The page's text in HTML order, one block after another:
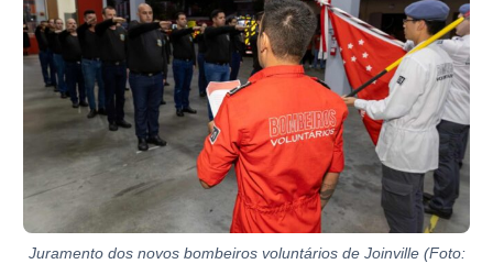
Juramento dos novos bombeiros voluntários de Joinville (Foto: